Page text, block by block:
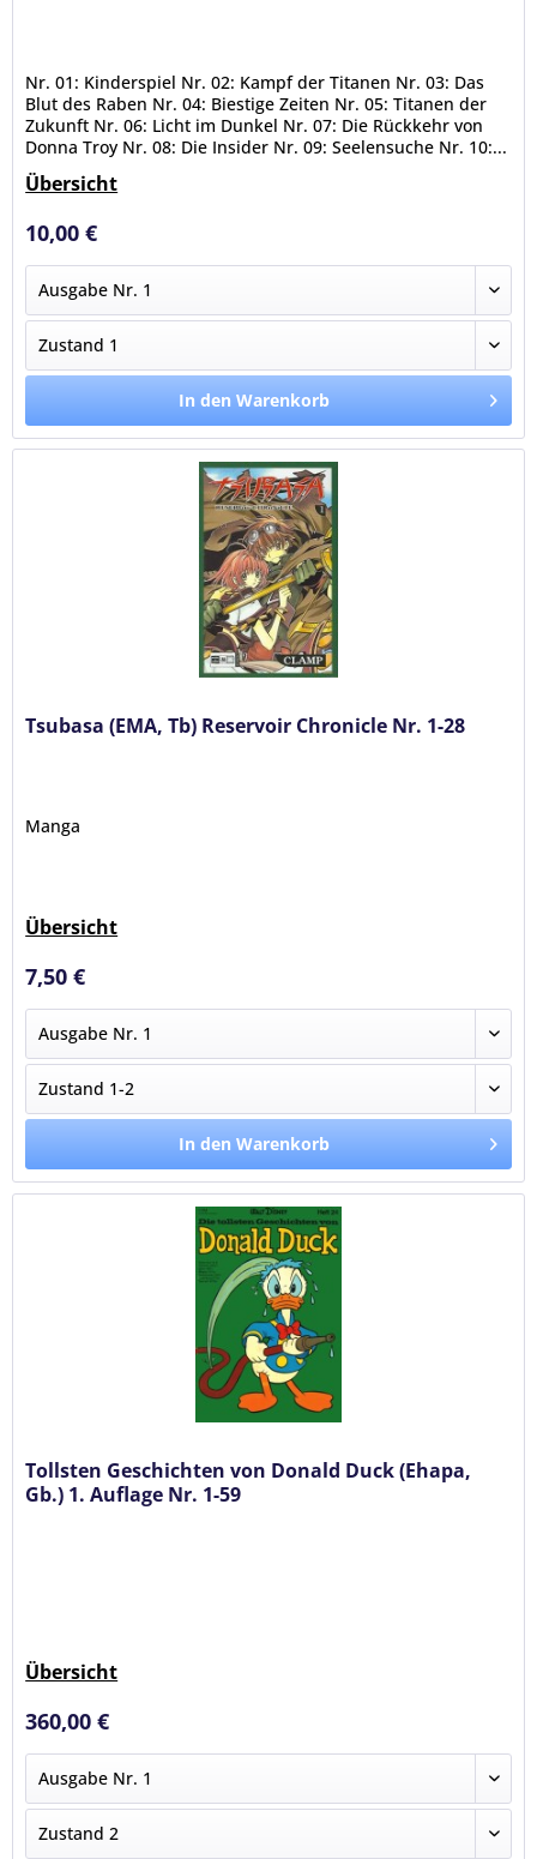
Nr. 01: Kinderspiel Nr. 02: Kampf der Titanen Nr. 03: Das
Blut des Raben Nr. 04: Biestige Zeiten Nr. 05: Titanen der
Zukunft Nr. 06: Licht im Dunkel Nr. 07: Die Rückkehr von
Donna Troy Nr. 08: Die Insider Nr. 09: Seelensuche Nr. 10:...
Übersicht
10,00 €
In den Warenkorb
Tsubasa (EMA, Tb) Reservoir Chronicle Nr. 1-28
Manga
Übersicht
7,50 €
In den Warenkorb
Tollsten Geschichten von Donald Duck (Ehapa,
Gb.) 1. Auflage Nr. 1-59
Übersicht
360,00 €